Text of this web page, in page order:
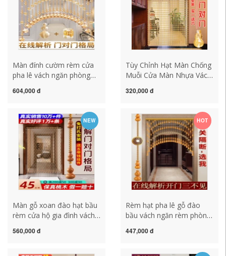
Màn đính cườm rèm cửa
pha lê vách ngăn phòng
hạt trang trí bầu treo màn
nhựa
604,000 đ
Tùy Chỉnh Hạt Màn Chống
Muỗi Cửa Màn Nhựa Vách
Khách Hiên Nhà Trang Trí
Không Đục Lỗ màn chuỗi
320,000 đ
NEW
Màn gỗ xoan đào hạt bầu
rèm cửa hộ gia đình vách
phong thủy phòng tắm
560,000 đ
HOT
Rèm hạt pha lê gỗ đào
bầu vách ngăn rèm phòng
ngủ cửa rèm lối đi miễn
447,000 đ